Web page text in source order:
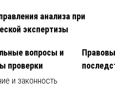
анализа при
экспертизы
вопросы и
проверки
и законность